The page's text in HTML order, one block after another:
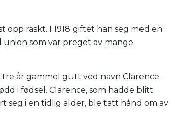
raskt. I 1918 giftet han seg med en
som var preget av mange
år gammel gutt ved navn Clarence.
i fødsel. Clarence, som hadde blitt
seg i en tidlig alder, ble tatt hånd om av